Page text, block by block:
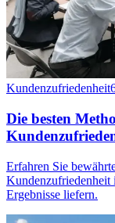
Kundenzufriedenheit
Die besten
Erfahren Sie
Kundenzufriedenheit
Ergebnisse liefern.